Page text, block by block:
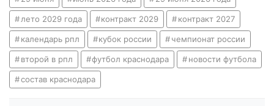
лето 2029 года контракт 2029 контракт 2027
календарь рпл кубок россии чемпионат россии
второй в рпл футбол краснодара новости футбола
состав краснодара